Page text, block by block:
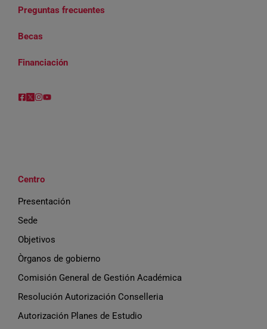
Preguntas frecuentes
Becas
Financiación
Centro
Presentación
Sede
Objetivos
Òrganos de gobierno
Comisión General de Gestión Académica
Resolución Autorización Conselleria
Autorización Planes de Estudio